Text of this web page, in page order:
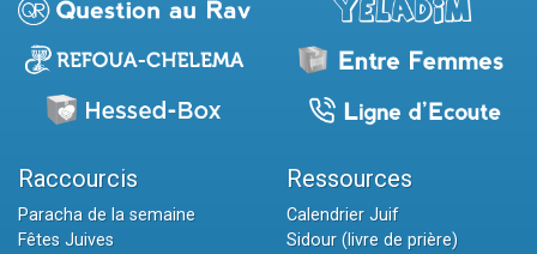
Raccourcis
Paracha de la semaine
Fêtes Juives
Ressources
Calendrier Juif
Sidour (livre de prière)